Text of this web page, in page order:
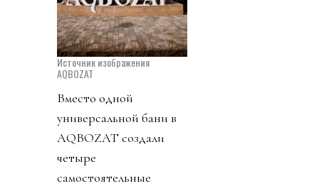
Источник изображения
AQBOZAT
Вместо одной
универсальной бани в
AQBOZAT создали
четыре
самостоятельные